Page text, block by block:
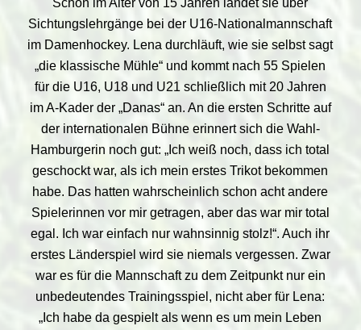
Sichtungslehrgänge bei der U16-Nationalmannschaft
im Damenhockey. Lena durchläuft, wie sie selbst sagt
„die klassische Mühle“ und kommt nach 55 Spielen
für die U16, U18 und U21 schließlich mit 20 Jahren
im A-Kader der „Danas“ an. An die ersten Schritte auf
der internationalen Bühne erinnert sich die Wahl-
Hamburgerin noch gut: „Ich weiß noch, dass ich total
geschockt war, als ich mein erstes Trikot bekommen
habe. Das hatten wahrscheinlich schon acht andere
Spielerinnen vor mir getragen, aber das war mir total
egal. Ich war einfach nur wahnsinnig stolz!“. Auch ihr
erstes Länderspiel wird sie niemals vergessen. Zwar
war es für die Mannschaft zu dem Zeitpunkt nur ein
unbedeutendes Trainingsspiel, nicht aber für Lena:
„Ich habe da gespielt als wenn es um mein Leben